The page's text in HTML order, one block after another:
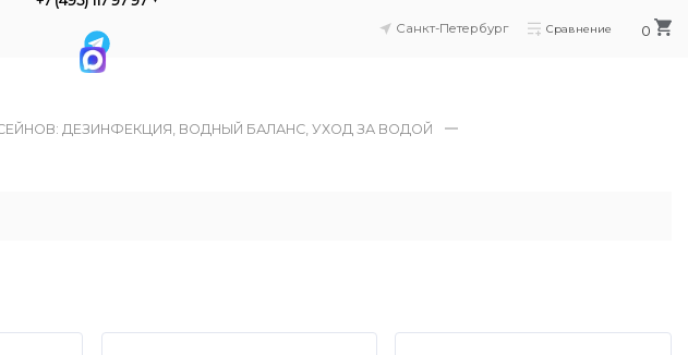
Санкт-Петербург Сравнение 0
ДЕЗИНФЕКЦИЯ, ВОДНЫЙ БАЛАНС, УХОД ЗА ВОДОЙ